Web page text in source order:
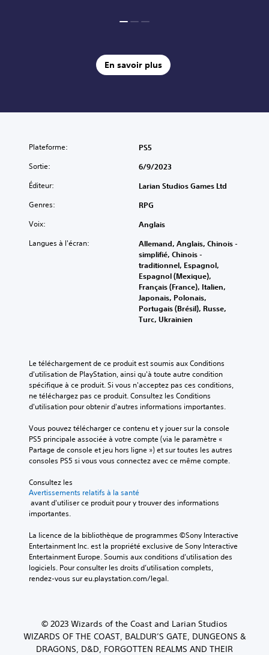
En savoir plus
Plateforme: PS5
Sortie: 6/9/2023
Éditeur: Larian Studios Games Ltd
Genres: RPG
Voix: Anglais
Langues à l'écran:
Allemand, Anglais, Chinois -
simplifié, Chinois -
traditionnel, Espagnol,
Espagnol (Mexique),
Français (France), Italien,
Japonais, Polonais,
Portugais (Brésil), Russe,
Turc, Ukrainien
Le téléchargement de ce produit est soumis aux Conditions
d'utilisation de PlayStation, ainsi qu'à toute autre condition
spécifique à ce produit. Si vous n'acceptez pas ces conditions,
ne téléchargez pas ce produit. Consultez les Conditions
d'utilisation pour obtenir d'autres informations importantes.
Vous pouvez télécharger ce contenu et y jouer sur la console
PS5 principale associée à votre compte (via le paramètre «
Partage de console et jeu hors ligne ») et sur toutes les autres
consoles PS5 si vous vous connectez avec ce même compte.
Consultez les
Avertissements relatifs à la santé
importantes.
La licence de la bibliothèque de programmes ©Sony Interactive
Entertainment Inc. est la propriété exclusive de Sony Interactive
Entertainment Europe. Soumis aux conditions d’utilisation des
logiciels. Pour consulter les droits d’utilisation complets,
rendez-vous sur eu.playstation.com/legal.
© 2023 Wizards of the Coast and Larian Studios
WIZARDS OF THE COAST, BALDUR’S GATE, DUNGEONS &
DRAGONS, D&D, FORGOTTEN REALMS AND THEIR